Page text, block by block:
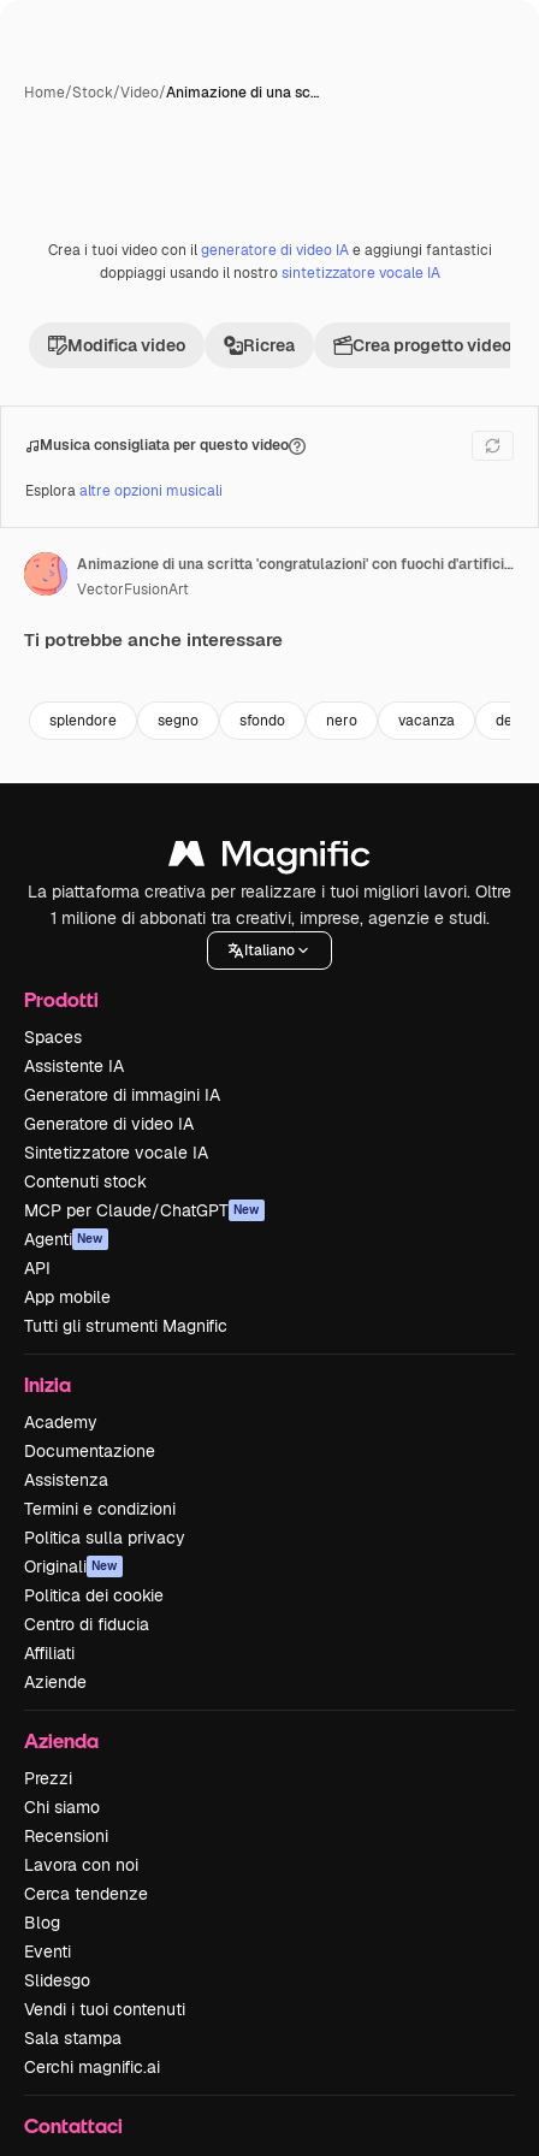
Home/Stock/Video/Animazione di una sc…
PremiumCreata con IA
Crea i tuoi video con ilgeneratore di video IAe aggiungi fantastici
doppiaggi usando il nostrosintetizzatore vocale IA
Modifica video Ricrea Crea progetto video
Musica consigliata per questo video
Esploraaltre opzioni musicali
Animazione di una scritta 'congratulazioni' con fuochi d'artificio e stelle su sfondo nero.
VectorFusionArt
Ti potrebbe anche interessare
splendore segno sfondo nero vacanza design
La piattaforma creativa per realizzare i tuoi migliori lavori. Oltre
1 milione di abbonati tra creativi, imprese, agenzie e studi.
Italiano
Prodotti
Spaces
Assistente IA
Generatore di immagini IA
Generatore di video IA
Sintetizzatore vocale IA
Contenuti stock
MCP per Claude/ChatGPT New
Agenti New
API
App mobile
Tutti gli strumenti Magnific
Inizia
Academy
Documentazione
Assistenza
Termini e condizioni
Politica sulla privacy
Originali New
Politica dei cookie
Centro di fiducia
Affiliati
Aziende
Azienda
Prezzi
Chi siamo
Recensioni
Lavora con noi
Cerca tendenze
Blog
Eventi
Slidesgo
Vendi i tuoi contenuti
Sala stampa
Cerchi magnific.ai
Contattaci